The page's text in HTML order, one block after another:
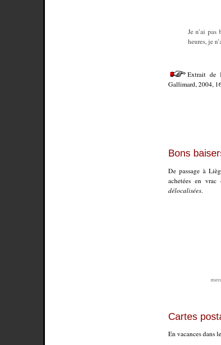
Je n’ai
heures, je
Extrait de
Gallimard, 2004,
Bons
De passage à
achetées en vrac
délocalisées.
Cartes
En vacances dans